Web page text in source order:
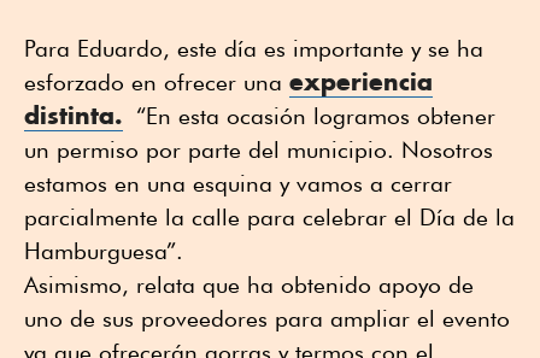
Para Eduardo, este día es importante y se ha
esforzado en ofrecer una experiencia
distinta. “En esta ocasión logramos obtener
un permiso por parte del municipio. Nosotros
estamos en una esquina y vamos a cerrar
parcialmente la calle para celebrar el Día de la
Hamburguesa”.
Asimismo, relata que ha obtenido apoyo de
uno de sus proveedores para ampliar el evento
ya que ofrecerán gorras y termos con el